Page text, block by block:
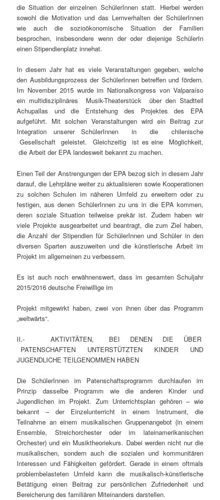
die Situation der einzelnen SchülerInnen statt. Hierbei werden
sowohl die Motivation und das Lernverhalten der SchülerInnen
wie auch die sozioökonomische Situation der Familien
besprochen, insbesondere wenn der oder diejenige SchülerIn
einen Stipendienplatz innehat.
In diesem Jahr hat es viele Veranstaltungen gegeben, welche
den Ausbildungsprozess der SchülerInnen betreffen und fördern.
Im November 2015 wurde im Nationalkongress von Valparaíso
ein multidisziplinäres Musik-Theaterstück über den Stadtteil
Achupallas und die Entstehung des Projektes des EPA
aufgeführt. Mit solchen Veranstaltungen wird ein Beitrag zur
Integration unserer SchülerInnen in die chilenische
Gesellschaft geleistet. Gleichzeitig ist es eine Möglichkeit,
die Arbeit der EPA landesweit bekannt zu machen.
Einen Teil der Anstrengungen der EPA bezog sich in diesem Jahr
darauf, die Lehrpläne weiter zu aktualisieren sowie Kooperationen
zu solchen Schulen im näheren Umfeld zu erweitern oder zu
festigen, aus denen SchülerInnen zu uns in die EPA kommen,
deren soziale Situation teilweise prekär ist. Zudem haben wir
viele Projekte ausgearbeitet und beantragt, die zum Ziel haben,
die Anzahl der Stipendien für SchülerInnen und Schüler in den
diversen Sparten auszuweiten und die künstlerische Arbeit im
Projekt im allgemeinen zu verbessern.
Es ist auch noch erwähnenswert, dass im gesamten Schuljahr
2015/2016 deutsche Freiwillige im
Projekt mitgewirkt haben, zwei von ihnen über das Programm
„weltwärts“.
II.- AKTIVITÄTEN, BEI DENEN DIE ÜBER
PATENSCHAFTEN UNTERSTÜTZTEN KINDER UND
JUGENDLICHE TEILGENOMMEN HABEN
Die SchülerInnen im Patenschaftsprogramm durchlaufen im
Prinzip dasselbe Programm wie die anderen Kinder und
Jugendlichen im Projekt. Zum Unterrichtsplan gehören – wie
bekannt – der Einzelunterricht in einem Instrument, die
Teilnahme an einem musikalischen Gruppenangebot (in einem
Ensemble, Streichorchester oder im lateinamerikanischen
Orchester) und ein Musiktheoriekurs. Dabei werden nicht nur die
musikalischen, sondern auch die sozialen und kommunitären
Interessen und Fähigkeiten gefördert. Gerade in einem oftmals
problembelasteten Umfeld kann die musikalisch-künstlerische
Betätigung einen Beitrag zur persönlichen Zufriedenheit und
Bereicherung des familiären Miteinanders darstellen.